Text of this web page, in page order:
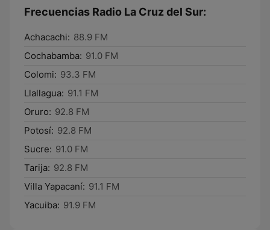
Frecuencias Radio La Cruz del Sur:
Achacachi: 88.9 FM
Cochabamba: 91.0 FM
Colomi: 93.3 FM
Llallagua: 91.1 FM
Oruro: 92.8 FM
Potosí: 92.8 FM
Sucre: 91.0 FM
Tarija: 92.8 FM
Villa Yapacaní: 91.1 FM
Yacuiba: 91.9 FM